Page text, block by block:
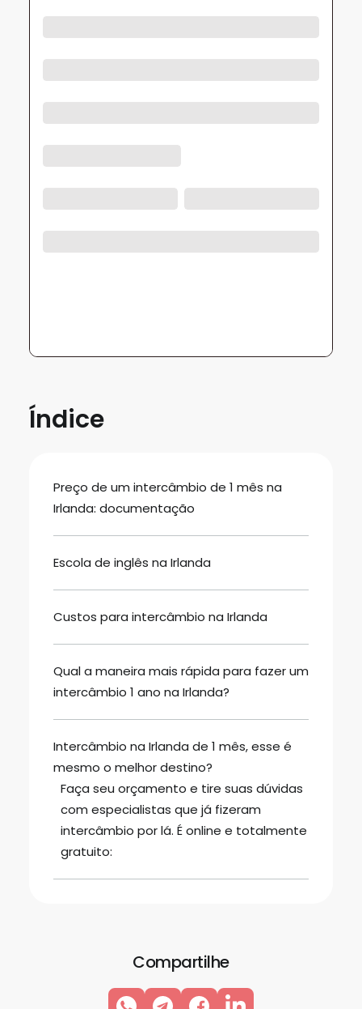
Índice
Preço de um intercâmbio de 1 mês na
Irlanda: documentação
Escola de inglês na Irlanda
Custos para intercâmbio na Irlanda
Qual a maneira mais rápida para fazer um
intercâmbio 1 ano na Irlanda?
Intercâmbio na Irlanda de 1 mês, esse é
mesmo o melhor destino?
Faça seu orçamento e tire suas dúvidas
com especialistas que já fizeram
intercâmbio por lá. É online e totalmente
gratuito:
Compartilhe